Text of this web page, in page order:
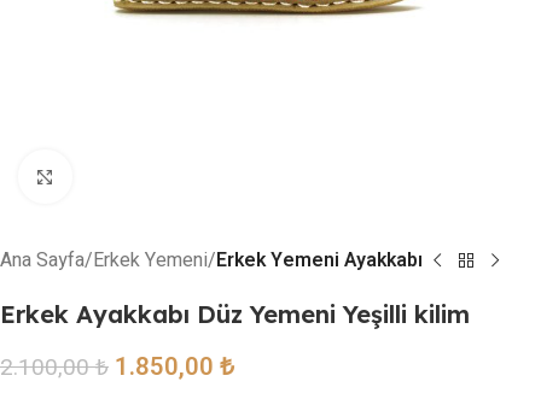
Ana Sayfa Erkek Yemeni Erkek Yemeni Ayakkabı
Erkek Ayakkabı Düz Yemeni Yeşilli kilim
2.100,00₺ 1.850,00₺